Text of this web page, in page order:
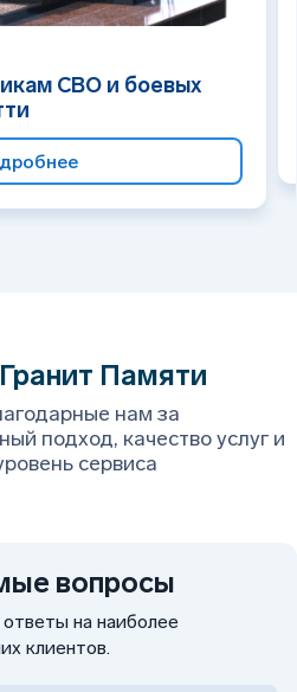
СВО и боевых
Памяти
нам за
подход, качество услуг и
сервиса
вопросы
на наиболее
клиентов.